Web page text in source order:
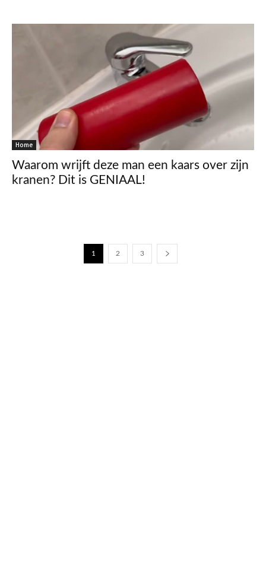
Home
Waarom wrijft deze man een kaars over zijn
kranen? Dit is GENIAAL!
1 2 3